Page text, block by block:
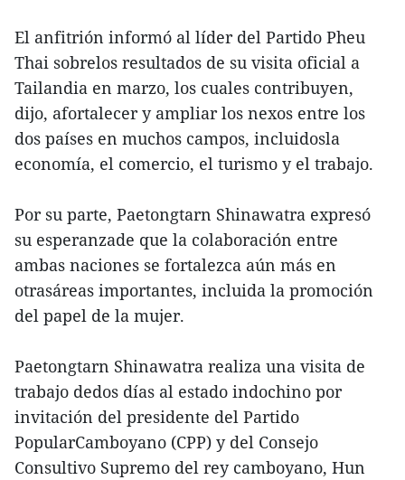
El anfitrión informó al líder del Partido Pheu
Thai sobrelos resultados de su visita oficial a
Tailandia en marzo, los cuales contribuyen,
dijo, afortalecer y ampliar los nexos entre los
dos países en muchos campos, incluidosla
economía, el comercio, el turismo y el trabajo.
Por su parte, Paetongtarn Shinawatra expresó
su esperanzade que la colaboración entre
ambas naciones se fortalezca aún más en
otrasáreas importantes, incluida la promoción
del papel de la mujer.
Paetongtarn Shinawatra realiza una visita de
trabajo dedos días al estado indochino por
invitación del presidente del Partido
PopularCamboyano (CPP) y del Consejo
Consultivo Supremo del rey camboyano, Hun